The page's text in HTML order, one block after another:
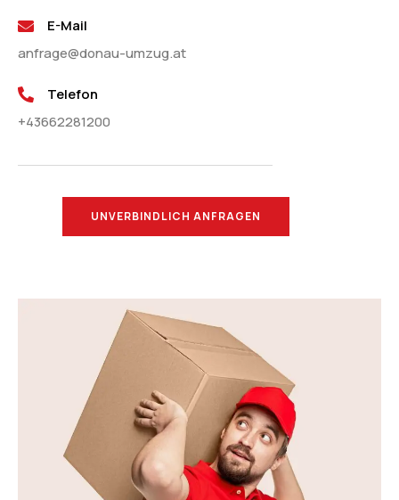
E-Mail
anfrage@donau-umzug.at
Telefon
+43662281200
UNVERBINDLICH ANFRAGEN